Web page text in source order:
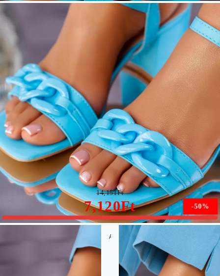
Fely Női Kék Magassarkú Szandál #10698
-50%
7,120Ft
14,151Ft
A méret nem érhető el